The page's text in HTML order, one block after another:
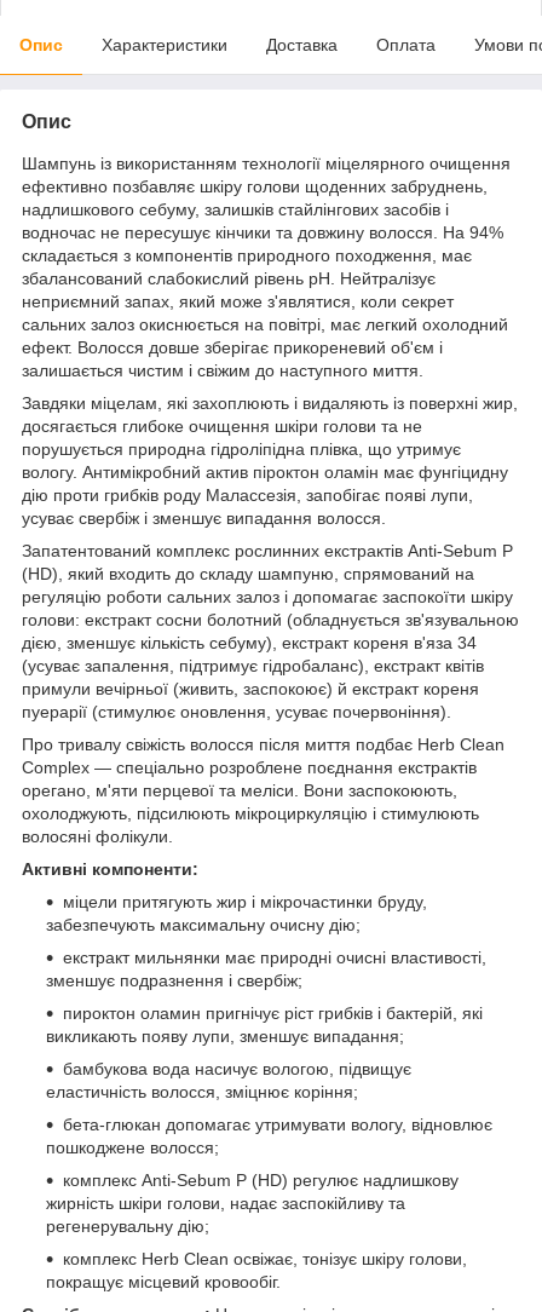
Опис Характеристики Доставка Оплата Умови
Опис
Шампунь із використанням технології міцелярного очищення
ефективно позбавляє шкіру голови щоденних забруднень,
надлишкового себуму, залишків стайлінгових засобів і
водночас не пересушує кінчики та довжину волосся. На 94%
складається з компонентів природного походження, має
збалансований слабокислий рівень pH. Нейтралізує
неприємний запах, який може з'являтися, коли секрет
сальних залоз окиснюється на повітрі, має легкий охолодний
ефект. Волосся довше зберігає прикореневий об'єм і
залишається чистим і свіжим до наступного миття.
Завдяки міцелам, які захоплюють і видаляють із поверхні жир,
досягається глибоке очищення шкіри голови та не
порушується природна гідроліпідна плівка, що утримує
вологу. Антимікробний актив піроктон оламін має фунгіцидну
дію проти грибків роду Малассезія, запобігає появі лупи,
усуває свербіж і зменшує випадання волосся.
Запатентований комплекс рослинних екстрактів Anti-Sebum P
(HD), який входить до складу шампуню, спрямований на
регуляцію роботи сальних залоз і допомагає заспокоїти шкіру
голови: екстракт сосни болотний (обладнується зв'язувальною
дією, зменшує кількість себуму), екстракт кореня в'яза 34
(усуває запалення, підтримує гідробаланс), екстракт квітів
примули вечірньої (живить, заспокоює) й екстракт кореня
пуерарії (стимулює оновлення, усуває почервоніння).
Про тривалу свіжість волосся після миття подбає Herb Clean
Complex — спеціально розроблене поєднання екстрактів
орегано, м'яти перцевої та меліси. Вони заспокоюють,
охолоджують, підсилюють мікроциркуляцію і стимулюють
волосяні фолікули.
Активні компоненти:
міцели притягують жир і мікрочастинки бруду,
забезпечують максимальну очисну дію;
екстракт мильнянки має природні очисні властивості,
зменшує подразнення і свербіж;
пироктон оламин пригнічує ріст грибків і бактерій, які
викликають появу лупи, зменшує випадання;
бамбукова вода насичує вологою, підвищує
еластичність волосся, зміцнює коріння;
бета-глюкан допомагає утримувати вологу, відновлює
пошкоджене волосся;
комплекс Anti-Sebum P (HD) регулює надлишкову
жирність шкіри голови, надає заспокійливу та
регенерувальну дію;
комплекс Herb Clean освіжає, тонізує шкіру голови,
покращує місцевий кровообіг.